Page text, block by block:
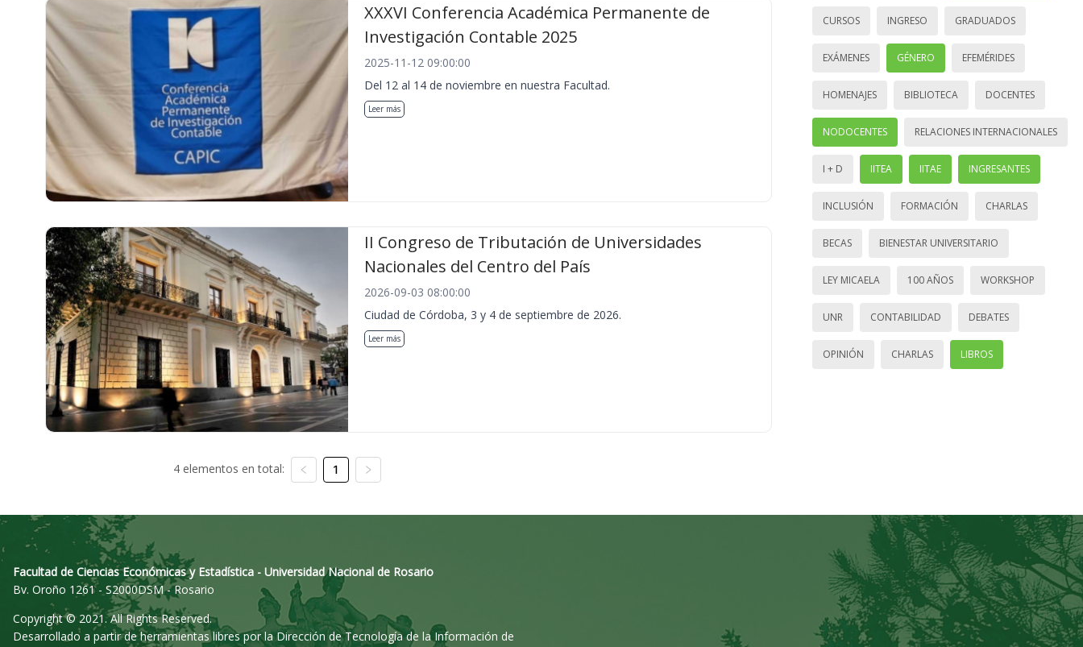
XXXVI Conferencia Académica Permanente de
Investigación Contable 2025
2025-11-12 09:00:00
Del 12 al 14 de noviembre en nuestra Facultad.
Leer más
II Congreso de Tributación de Universidades
Nacionales del Centro del País
2026-09-03 08:00:00
Ciudad de Córdoba, 3 y 4 de septiembre de 2026.
Leer más
4 elementos en total: 1
CURSOS INGRESO GRADUADOS
EXÁMENES GÉNERO EFEMÉRIDES
HOMENAJES BIBLIOTECA DOCENTES
NODOCENTES RELACIONES INTERNACIONALES
I + D IITEA IITAE INGRESANTES
INCLUSIÓN FORMACIÓN CHARLAS
BECAS BIENESTAR UNIVERSITARIO
LEY MICAELA 100 AÑOS WORKSHOP
UNR CONTABILIDAD DEBATES
OPINIÓN CHARLAS LIBROS
Facultad de Ciencias Económicas y Estadística - Universidad Nacional de Rosario
Bv. Oroño 1261 - S2000DSM - Rosario
Copyright © 2021. All Rights Reserved.
Desarrollado a partir de herramientas libres por la Dirección de Tecnología de la Información de